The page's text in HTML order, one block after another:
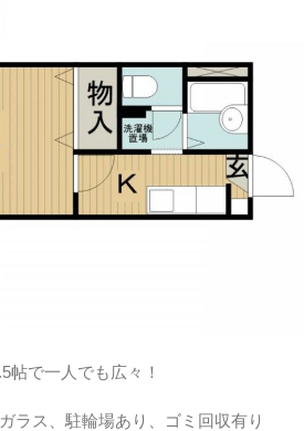
で一人でも広々！
ラス、駐輪場あり、ゴミ回収有り